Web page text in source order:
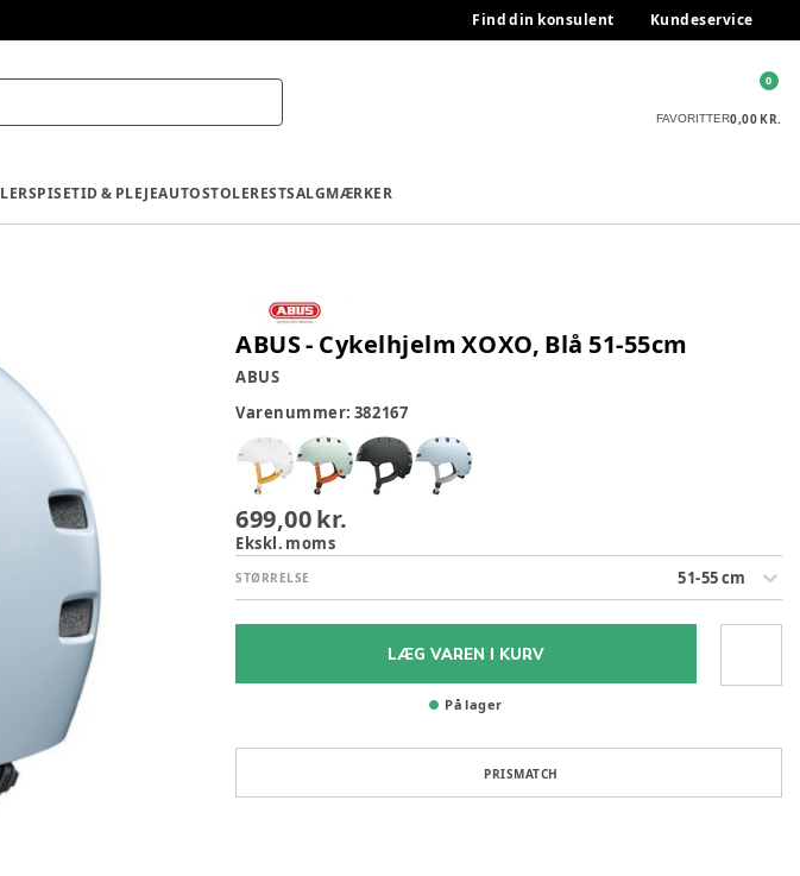
Find din konsulent Kundeservice
FAVORITTER0,00 KR.
0
SPISETID & PLEJEAUTOSTOLERESTSALGMÆRKER
ABUS - Cykelhjelm XOXO, Blå 51-55cm
ABUS
Varenummer: 382167
699,00 kr.
Ekskl. moms
STØRRELSE 51-55 cm
LÆG VAREN I KURV
På lager
PRISMATCH